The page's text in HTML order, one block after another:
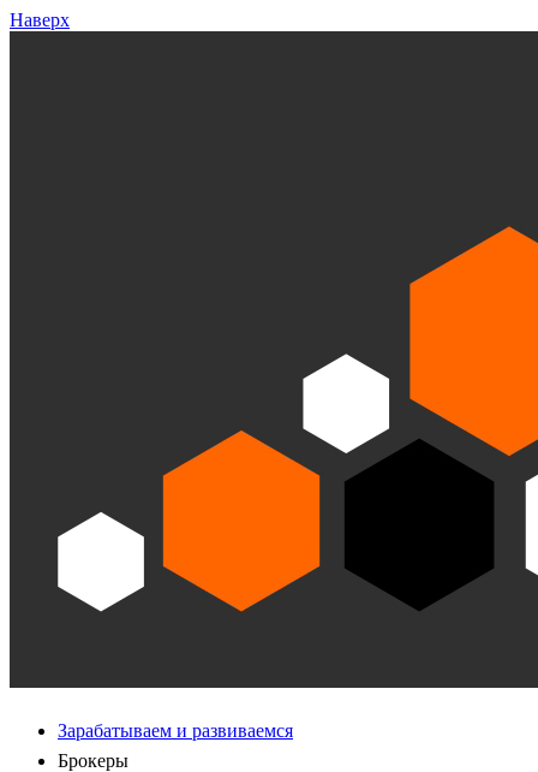
Наверх
Зарабатываем и развиваемся
Брокеры